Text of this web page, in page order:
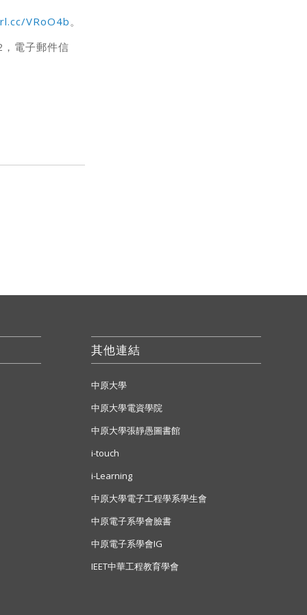
VRoO4b。
電子郵件信
其他連結
中原大學
中原大學電資學院
中原大學張靜愚圖書館
i-touch
i-Learning
中原大學電子工程學系學生會
中原電子系學會臉書
中原電子系學會IG
IEET中華工程教育學會